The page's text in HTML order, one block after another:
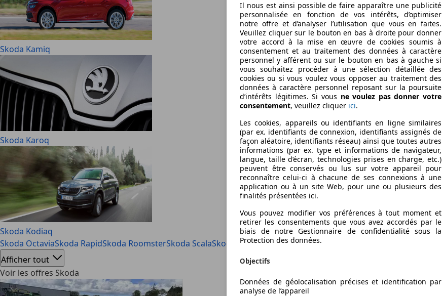
Skoda Kamiq
Skoda Karoq
Skoda Kodiaq
Skoda OctaviaSkoda RapidSkoda RoomsterSkoda ScalaSkoda SuperbSkoda Yeti
Afficher tout
Voir les offres Skoda
Il nous est ainsi possible de faire apparaître une publicité
personnalisée en fonction de vos intérêts, d’optimiser
notre offre et d’analyser l’utilisation que vous en faites.
Veuillez cliquer sur le bouton en bas à droite pour donner
votre accord à la mise en œuvre de cookies soumis à
consentement et au traitement des données à caractère
personnel y afférent ou sur le bouton en bas à gauche si
vous souhaitez procéder à une sélection détaillée des
cookies ou si vous voulez vous opposer au traitement des
données à caractère personnel reposant sur la poursuite
d’intérêts légitimes. Si vous ne voulez pas donner votre
consentement, veuillez cliquer ici.
Les cookies, appareils ou identifiants en ligne similaires
(par ex. identifiants de connexion, identifiants assignés de
façon aléatoire, identifiants réseau) ainsi que toutes autres
informations (par ex. type et informations de navigateur,
langue, taille d’écran, technologies prises en charge, etc.)
peuvent être conservés ou lus sur votre appareil pour
reconnaître celui-ci à chacune de ses connexions à une
application ou à un site Web, pour une ou plusieurs des
finalités présentées ici.
Vous pouvez modifier vos préférences à tout moment et
retirer les consentements que vous avez accordés par le
biais de notre Gestionnaire de confidentialité sous la
Protection des données.
Objectifs
Données de géolocalisation précises et identification par
analyse de l’appareil